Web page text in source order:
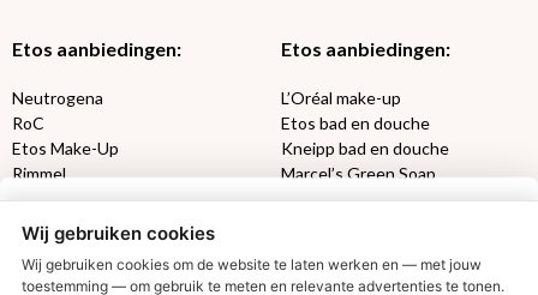
Etos aanbiedingen:
Neutrogena
RoC
Etos Make-Up
Rimmel
Max Factor
Etos aanbiedingen:
L’Oréal make-up
Etos bad en douche
Kneipp bad en douche
Marcel’s Green Soap
Oral-B
Etos aanbiedingen: DETOXEN
Wij gebruiken cookies
Wij gebruiken cookies om de website te laten werken en — met jouw
toestemming — om gebruik te meten en relevante advertenties te tonen.